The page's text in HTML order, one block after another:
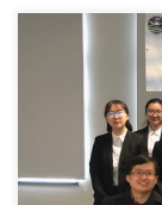
参观活动 往企业
佳方法。在访问中